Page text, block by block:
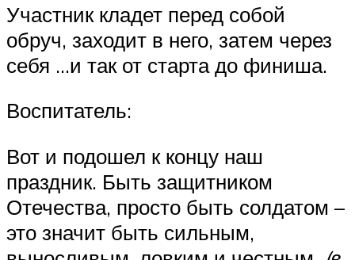
Участник кладет перед собой
обруч, заходит в него, затем через
себя …и так от старта до финиша.
Воспитатель:
Вот и подошел к концу наш
праздник. Быть защитником
Отечества, просто быть солдатом –
это значит быть сильным,